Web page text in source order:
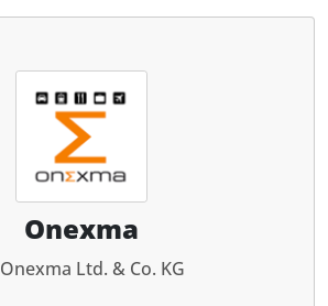
Onexma
Onexma Ltd. & Co. KG